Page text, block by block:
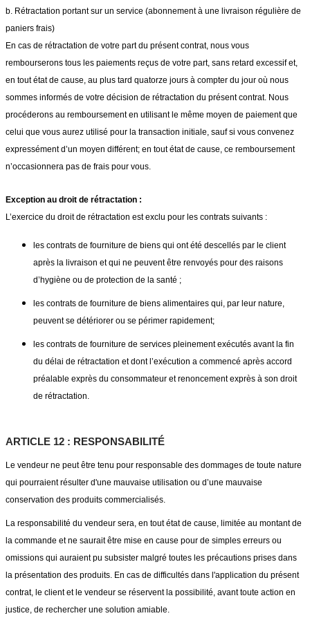
b. Rétractation portant sur un service (abonnement à une livraison régulière de
paniers frais)
En cas de rétractation de votre part du présent contrat, nous vous
rembourserons tous les paiements reçus de votre part, sans retard excessif et,
en tout état de cause, au plus tard quatorze jours à compter du jour où nous
sommes informés de votre décision de rétractation du présent contrat. Nous
procéderons au remboursement en utilisant le même moyen de paiement que
celui que vous aurez utilisé pour la transaction initiale, sauf si vous convenez
expressément d’un moyen différent; en tout état de cause, ce remboursement
n’occasionnera pas de frais pour vous.
Exception au droit de rétractation :
L’exercice du droit de rétractation est exclu pour les contrats suivants :
les contrats de fourniture de biens qui ont été descellés par le client
après la livraison et qui ne peuvent être renvoyés pour des raisons
d’hygiène ou de protection de la santé ;
les contrats de fourniture de biens alimentaires qui, par leur nature,
peuvent se détériorer ou se périmer rapidement;
les contrats de fourniture de services pleinement exécutés avant la fin
du délai de rétractation et dont l’exécution a commencé après accord
préalable exprès du consommateur et renoncement exprès à son droit
de rétractation.
ARTICLE 12 : RESPONSABILITÉ
Le vendeur ne peut être tenu pour responsable des dommages de toute nature
qui pourraient résulter d'une mauvaise utilisation ou d’une mauvaise
conservation des produits commercialisés.
La responsabilité du vendeur sera, en tout état de cause, limitée au montant de
la commande et ne saurait être mise en cause pour de simples erreurs ou
omissions qui auraient pu subsister malgré toutes les précautions prises dans
la présentation des produits. En cas de difficultés dans l'application du présent
contrat, le client et le vendeur se réservent la possibilité, avant toute action en
justice, de rechercher une solution amiable.